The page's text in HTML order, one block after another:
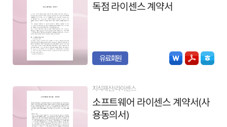
독점 라이센스 계약서
유료회원
지식재산/라이센스
소프트웨어 라이센스 계약서(사
용동의서)